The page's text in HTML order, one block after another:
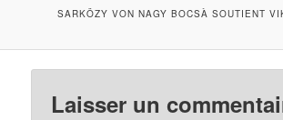
SARKÖZY VON NAGY BOCSÀ SOUTIENT
Laisser un